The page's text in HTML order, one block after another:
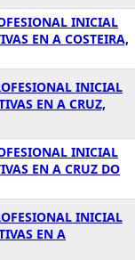
INICIAL
EN A COSTEIRA,
INICIAL
EN A CRUZ,
INICIAL
EN A CRUZ DO
INICIAL
EN A